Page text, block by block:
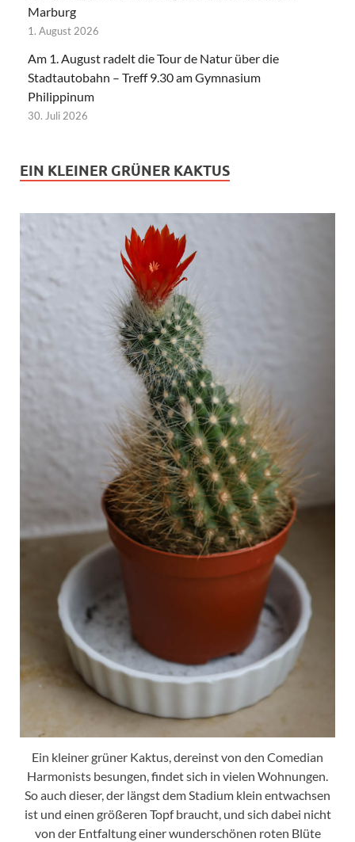
Marburg
1. August 2026
Am 1. August radelt die Tour de Natur über die
Stadtautobahn – Treff 9.30 am Gymnasium
Philippinum
30. Juli 2026
EIN KLEINER GRÜNER KAKTUS
Ein kleiner grüner Kaktus, dereinst von den Comedian
Harmonists besungen, findet sich in vielen Wohnungen.
So auch dieser, der längst dem Stadium klein entwachsen
ist und einen größeren Topf braucht, und sich dabei nicht
von der Entfaltung einer wunderschönen roten Blüte